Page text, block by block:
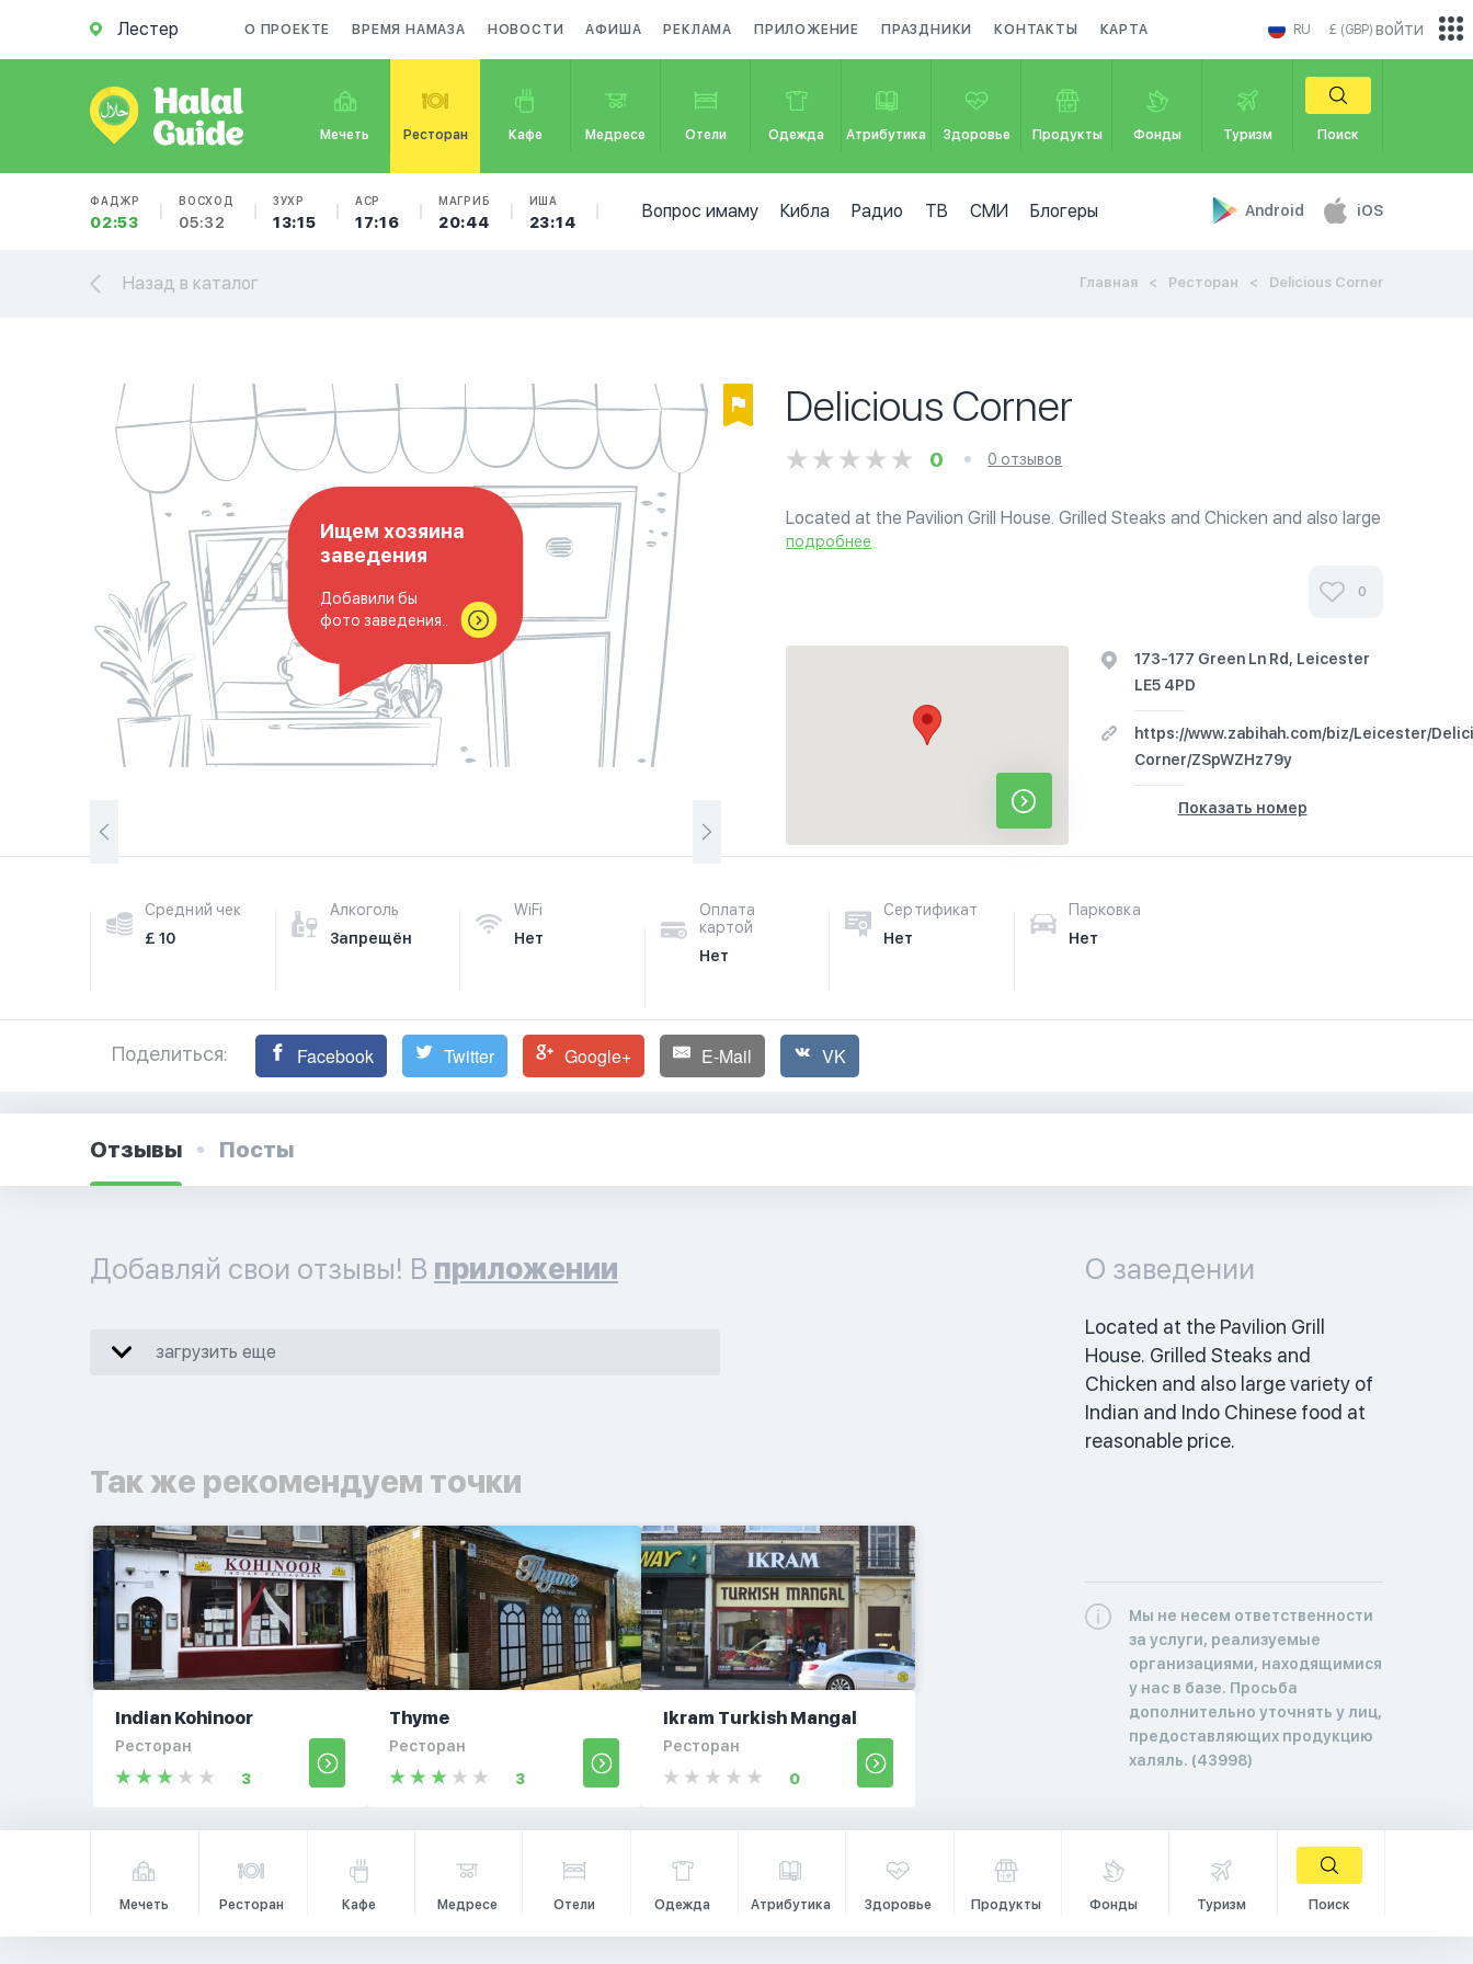
Лестер О ПРОЕКТЕ ВРЕМЯ НАМАЗА НОВОСТИ АФИША РЕКЛАМА ПРИЛОЖЕНИЕ ПРАЗДНИКИ КОНТАКТЫ КАРТА RU £ (GBP)
Мечеть Ресторан Кафе Медресе Отели Одежда Атрибутика Здоровье Продукты Фонды Туризм Поиск
ФАДЖР
02:53
ВОСХОД
05:32
ЗУХР
13:15
АСР
17:16
МАГРИБ
20:44
ИША
23:14
Вопрос имаму Кибла Радио ТВ СМИ Блогеры Android iOS
войти
Назад в каталог Главная Ресторан Delicious Corner
Ищем хозяина
заведения
Добавили бы
фото заведения..
Delicious Corner
0 0 отзывов
Located at the Pavilion Grill House. Grilled Steaks and Chicken and also large
variety of Indian and Indo Chinese food at reasonable price.
подробнее
0
173-177 Green Ln Rd, Leicester
LE5 4PD
https://www.zabihah.com/biz/Leicester/
Corner/ZSpWZHz79y
Показать номер
Средний чек
£ 10
Алкоголь
Запрещён
WiFi
Нет
Оплата
картой
Нет
Сертификат
Нет
Парковка
Нет
Поделиться: Facebook Twitter Google+ E-Mail VK
Отзывы Посты
Добавляй свои отзывы! В приложении
загрузить еще
Так же рекомендуем точки
Indian Kohinoor
Ресторан
3
Thyme
Ресторан
3
Ikram Turkish Mangal
Ресторан
0
О заведении
Located at the Pavilion Grill
House. Grilled Steaks and
Chicken and also large variety of
Indian and Indo Chinese food at
reasonable price.
Мы не несем ответственности
за услуги, реализуемые
организациями, находящимися
у нас в базе. Просьба
дополнительно уточнять у лиц,
предоставляющих продукцию
халяль. (43998)
Мечеть Ресторан Кафе Медресе Отели Одежда Атрибутика Здоровье Продукты Фонды Туризм Поиск